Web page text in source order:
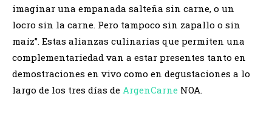
imaginar una empanada salteña sin carne, o un
locro sin la carne. Pero tampoco sin zapallo o sin
maíz”. Estas alianzas culinarias que permiten una
complementariedad van a estar presentes tanto en
demostraciones en vivo como en degustaciones a lo
largo de los tres días de ArgenCarne NOA.